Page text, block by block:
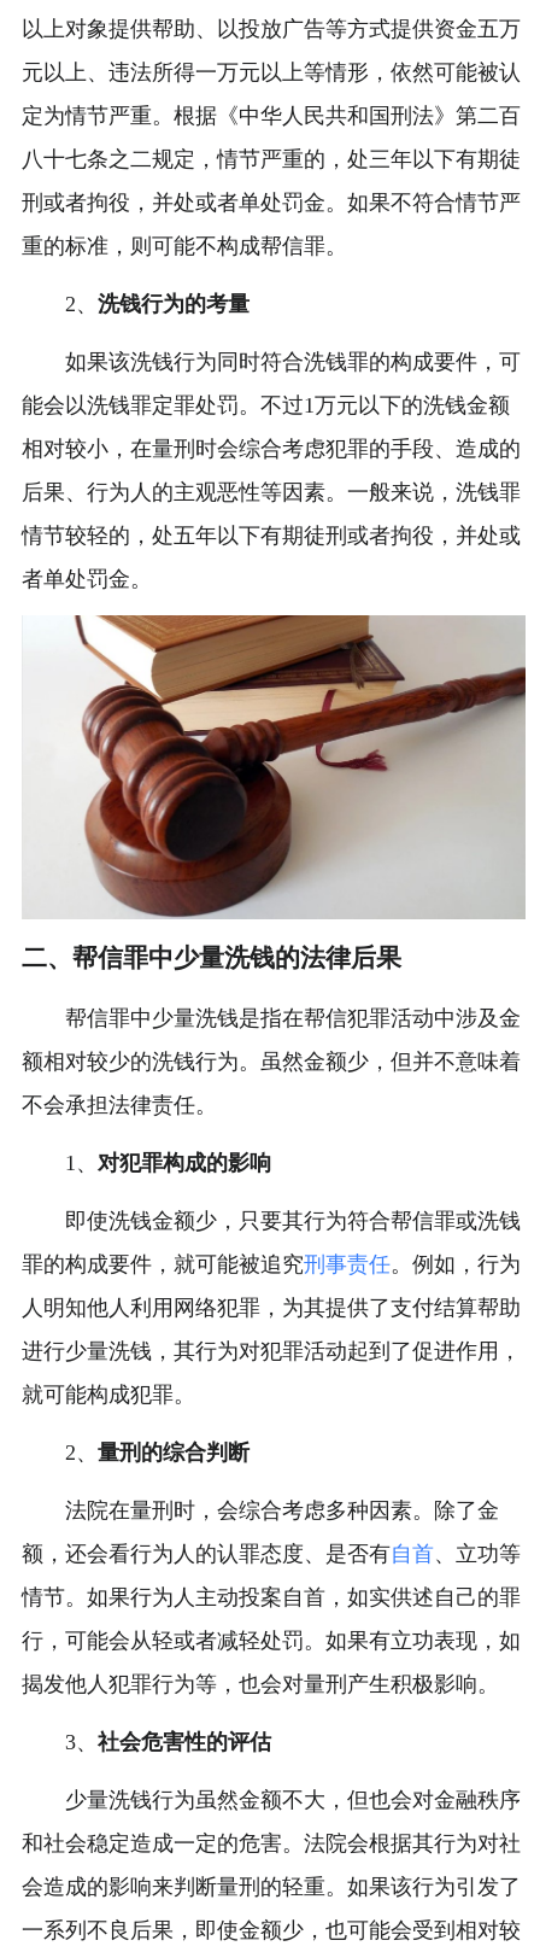
以上对象提供帮助、以投放广告等方式提供资金五万
元以上、违法所得一万元以上等情形，依然可能被认
定为情节严重。根据《中华人民共和国刑法》第二百
八十七条之二规定，情节严重的，处三年以下有期徒
刑或者拘役，并处或者单处罚金。如果不符合情节严
重的标准，则可能不构成帮信罪。
2、 洗钱行为的考量
如果该洗钱行为同时符合洗钱罪的构成要件，可
能会以洗钱罪定罪处罚。不过1万元以下的洗钱金额
相对较小，在量刑时会综合考虑犯罪的手段、造成的
后果、行为人的主观恶性等因素。一般来说，洗钱罪
情节较轻的，处五年以下有期徒刑或者拘役，并处或
者单处罚金。
二、帮信罪中少量洗钱的法律后果
帮信罪中少量洗钱是指在帮信犯罪活动中涉及金
额相对较少的洗钱行为。虽然金额少，但并不意味着
不会承担法律责任。
1、 对犯罪构成的影响
即使洗钱金额少，只要其行为符合帮信罪或洗钱
罪的构成要件，就可能被追究刑事责任。例如，行为
人明知他人利用网络犯罪，为其提供了支付结算帮助
进行少量洗钱，其行为对犯罪活动起到了促进作用，
就可能构成犯罪。
2、 量刑的综合判断
法院在量刑时，会综合考虑多种因素。除了金
额，还会看行为人的认罪态度、是否有自首、立功等
情节。如果行为人主动投案自首，如实供述自己的罪
行，可能会从轻或者减轻处罚。如果有立功表现，如
揭发他人犯罪行为等，也会对量刑产生积极影响。
3、 社会危害性的评估
少量洗钱行为虽然金额不大，但也会对金融秩序
和社会稳定造成一定的危害。法院会根据其行为对社
会造成的影响来判断量刑的轻重。如果该行为引发了
一系列不良后果，即使金额少，也可能会受到相对较